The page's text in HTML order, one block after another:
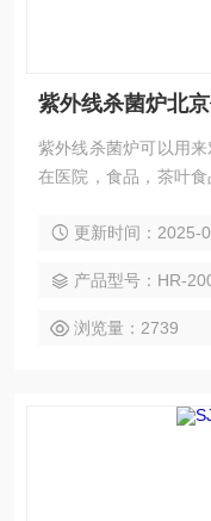
紫外线杀菌炉北
紫外线杀菌炉可以用
在医院，食品，茶叶食
以延长产品保质期等等
更新时间：2025-
产品型号：HR-
浏览量：2739